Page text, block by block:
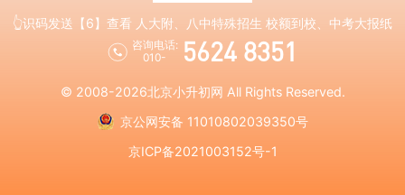
👆识码发送【6】查看 人大附、八中特殊招生 校额到校、中考大报纸
咨询电话:
010-
5624 8351
© 2008-2026北京小升初网 All Rights Reserved.
京公网安备 11010802039350号
京ICP备2021003152号-1